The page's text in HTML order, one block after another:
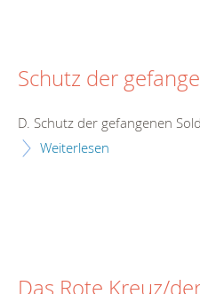
Schutz der
D. Schutz der gefangenen
Weiterlesen
Das Rote Kreuz/